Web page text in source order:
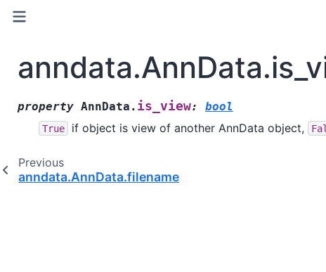
property AnnData. is_view: bool
True if object is view of another AnnData object,
Previous
anndata.AnnData.filename